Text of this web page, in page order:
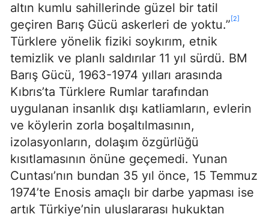
altın kumlu sahillerinde güzel bir tatil
geçiren Barış Gücü askerleri de yoktu.”[2]
Türklere yönelik fiziki soykırım, etnik
temizlik ve planlı saldırılar 11 yıl sürdü. BM
Barış Gücü, 1963-1974 yılları arasında
Kıbrıs’ta Türklere Rumlar tarafından
uygulanan insanlık dışı katliamların, evlerin
ve köylerin zorla boşaltılmasının,
izolasyonların, dolaşım özgürlüğü
kısıtlamasının önüne geçemedi. Yunan
Cuntası’nın bundan 35 yıl önce, 15 Temmuz
1974’te Enosis amaçlı bir darbe yapması ise
artık Türkiye’nin uluslararası hukuktan